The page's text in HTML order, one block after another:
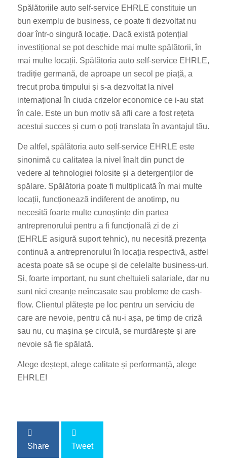
Spălătoriile auto self-service EHRLE constituie un
bun exemplu de business, ce poate fi dezvoltat nu
doar într-o singură locație. Dacă există potențial
investițional se pot deschide mai multe spălătorii, în
mai multe locații. Spălătoria auto self-service EHRLE,
tradiție germană, de aproape un secol pe piață, a
trecut proba timpului și s-a dezvoltat la nivel
internațional în ciuda crizelor economice ce i-au stat
în cale. Este un bun motiv să afli care a fost rețeta
acestui succes și cum o poți translata în avantajul tău.
De altfel, spălătoria auto self-service EHRLE este
sinonimă cu calitatea la nivel înalt din punct de
vedere al tehnologiei folosite și a detergenților de
spălare. Spălătoria poate fi multiplicată în mai multe
locații, funcționează indiferent de anotimp, nu
necesită foarte multe cunoștințe din partea
antreprenorului pentru a fi funcțională zi de zi
(EHRLE asigură suport tehnic), nu necesită prezența
continuă a antreprenorului în locația respectivă, astfel
acesta poate să se ocupe și de celelalte business-uri.
Și, foarte important, nu sunt cheltuieli salariale, dar nu
sunt nici creanțe neîncasate sau probleme de cash-
flow. Clientul plătește pe loc pentru un serviciu de
care are nevoie, pentru că nu-i așa, pe timp de criză
sau nu, cu mașina șe circulă, se murdărește și are
nevoie să fie spălată.
Alege deștept, alege calitate și performanță, alege
EHRLE!
Share Tweet